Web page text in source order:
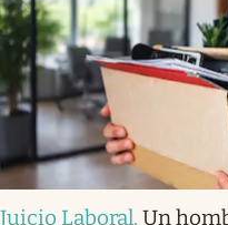
Juicio Laboral. Un